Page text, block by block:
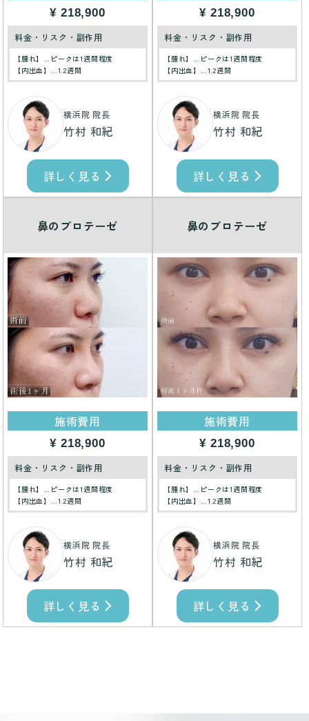
¥ 218,900
料金・リスク・副作用
【腫れ】…ピークは1週間程度
【内出血】…1.2週間
横浜院 院長
竹村 和紀
詳しく見る
¥ 218,900
料金・リスク・副作用
【腫れ】…ピークは1週間程度
【内出血】…1.2週間
横浜院 院長
竹村 和紀
詳しく見る
鼻のプロテーゼ
施術費用
¥ 218,900
料金・リスク・副作用
【腫れ】…ピークは1週間程度
【内出血】…1.2週間
横浜院 院長
竹村 和紀
詳しく見る
鼻のプロテーゼ
施術費用
¥ 218,900
料金・リスク・副作用
【腫れ】…ピークは1週間程度
【内出血】…1.2週間
横浜院 院長
竹村 和紀
詳しく見る